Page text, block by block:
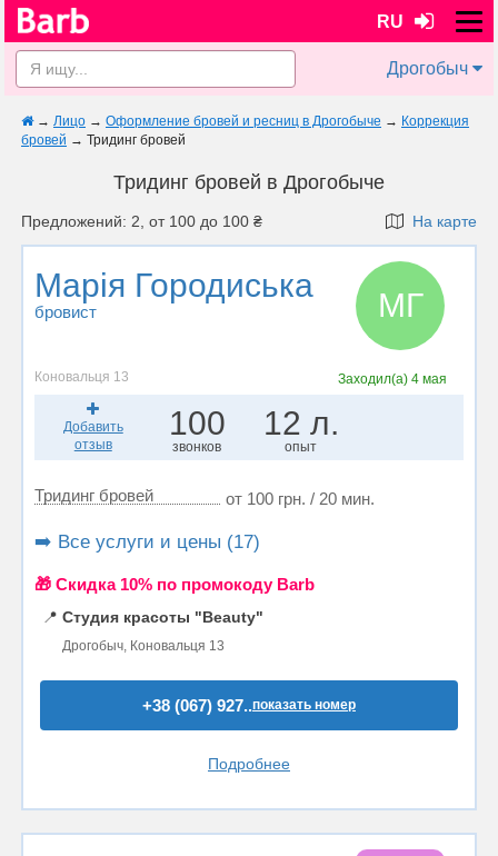
RU
Дрогобыч
→ Лицо → Оформление бровей и ресниц в Дрогобыче → Коррекция
бровей → Тридинг бровей
Тридинг бровей в Дрогобыче
Предложений: 2, от 100 до 100 ₴ На карте
Марія Городиська
бровист МГ
Коновальця 13 Заходил(а) 4 мая
Добавить
отзыв
100
звонков
12 л.
опыт
Тридинг бровей от 100 грн. / 20 мин.
➡️ Все услуги и цены (17)
🎁 Cкидка 10% по промокоду Barb
📍 Студия красоты "Beauty"
Дрогобыч, Коновальця 13
+38 (067) 927..показать номер
Подробнее